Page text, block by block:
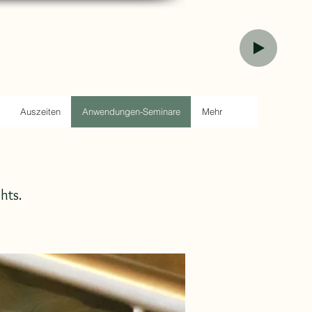
Auszeiten Anwendungen-Seminare Mehr